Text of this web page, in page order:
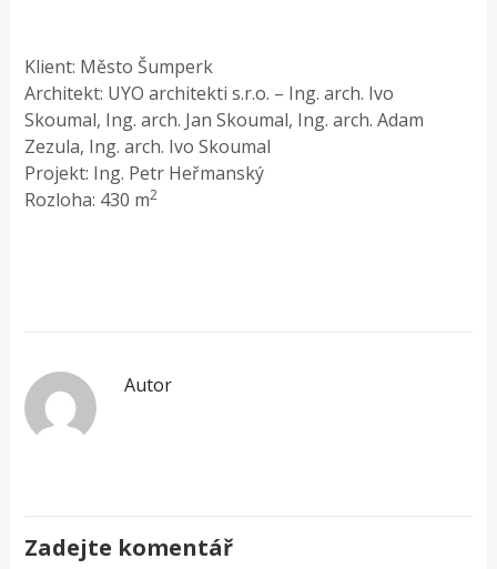
Klient: Město Šumperk
Architekt: UYO architekti s.r.o. – Ing. arch. Ivo
Skoumal, Ing. arch. Jan Skoumal, Ing. arch. Adam
Zezula, Ing. arch. Ivo Skoumal
Projekt: Ing. Petr Heřmanský
Rozloha: 430 m2
Autor
Zadejte komentář